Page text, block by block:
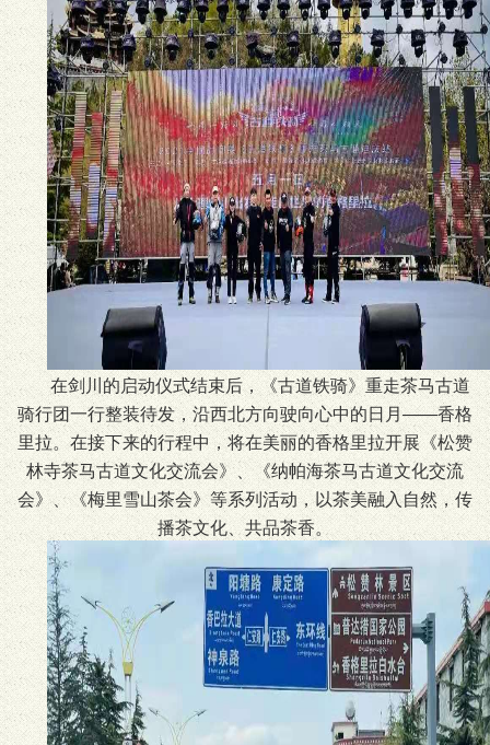
在剑川的启动仪式结束后，《古道铁骑》重走茶马古道
骑行团一行整装待发，沿西北方向驶向心中的日月——香格
里拉。在接下来的行程中，将在美丽的香格里拉开展《松赞
林寺茶马古道文化交流会》、《纳帕海茶马古道文化交流
会》、《梅里雪山茶会》等系列活动，以茶美融入自然，传
播茶文化、共品茶香。